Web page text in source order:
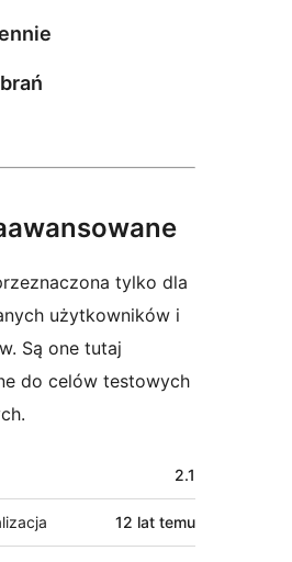
tylko dla
użytkowników i
Są one tutaj
do celów testowych
2.1
12 lat temu